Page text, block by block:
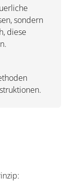
sondern
diese